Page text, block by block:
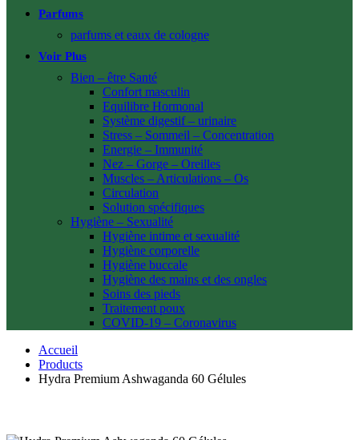
Parfums
parfums et eaux de cologne
Voir Plus
Bien – être Santé
Confort masculin
Equilibre Hormonal
Système digestif – urinaire
Stress – Sommeil – Concentration
Energie – Immunité
Nez – Gorge – Oreilles
Muscles – Articulations – Os
Circulation
Solution spécifiques
Hygiène – Sexualité
Hygiène intime et sexualité
Hygiène corporelle
Hygiène buccale
Hygiène des mains et des ongles
Soins des pieds
Traitement poux
COVID-19 – Coronavirus
Accueil
Products
Hydra Premium Ashwaganda 60 Gélules